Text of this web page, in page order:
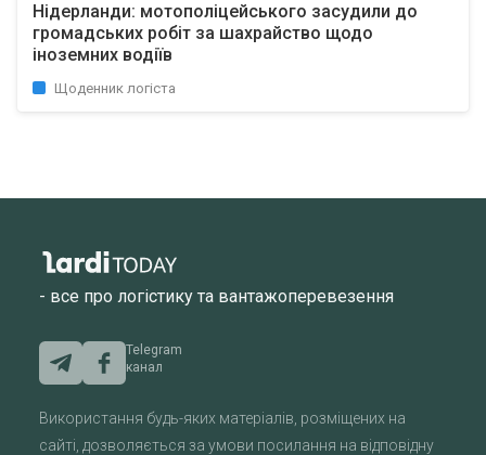
Нідерланди: мотополіцейського засудили до
громадських робіт за шахрайство щодо
іноземних водіїв
Щоденник логіста
- все про логістику та вантажоперевезення
Telegram
канал
Використання будь-яких матеріалів, розміщених на
сайті, дозволяється за умови посилання на відповідну